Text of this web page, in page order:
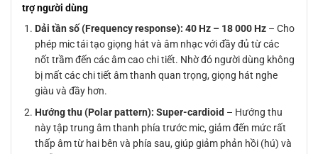
trợ người dùng
Dải tần số (Frequency response): 40 Hz – 18 000 Hz – Cho
phép mic tái tạo giọng hát và âm nhạc với đầy đủ từ các
nốt trầm đến các âm cao chi tiết. Nhờ đó người dùng không
bị mất các chi tiết âm thanh quan trọng, giọng hát nghe
giàu và đầy hơn.
Hướng thu (Polar pattern): Super-cardioid – Hướng thu
này tập trung âm thanh phía trước mic, giảm đến mức rất
thấp âm từ hai bên và phía sau, giúp giảm phản hồi (hú) và